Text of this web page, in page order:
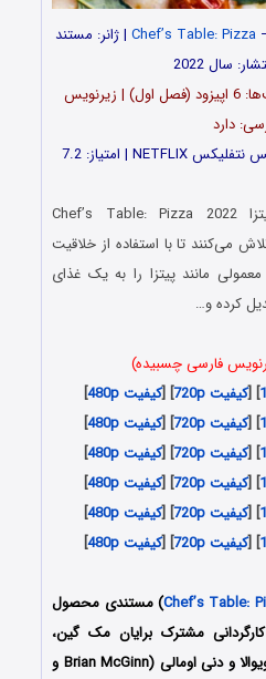
Chef’s Table: Pizza | ژانر: مستند
سال 2022
زبان: انگلیسی | تعداد قسمت‌‌‌‌ها: 6 اپیزود (فصل اول) | زیرنویس
دارد
در مستند میز سرآشپز: پیتزا Chef’s Table: Pizza 2022
می‌کنند تا با استفاده از خلاقیت
مانند پیتزا را به یک غذای
کرده و…
فارسی چسبیده)
] [کیفیت 720p ] [کیفیت 480p
]
] [کیفیت 720p ] [کیفیت 480p
]
] [کیفیت 720p ] [کیفیت 480p
]
] [کیفیت 720p ] [کیفیت 480p
]
] [کیفیت 720p ] [کیفیت 480p
]
] [کیفیت 720p ] [کیفیت 480p
]
Chef’s Table:) مستندی محصول
به کارگردانی مشترک برایان مک گین،
ابیگیل فولر، کلی جتر، زیا مندویوالا و دنی اومالی (Brian McGinn و